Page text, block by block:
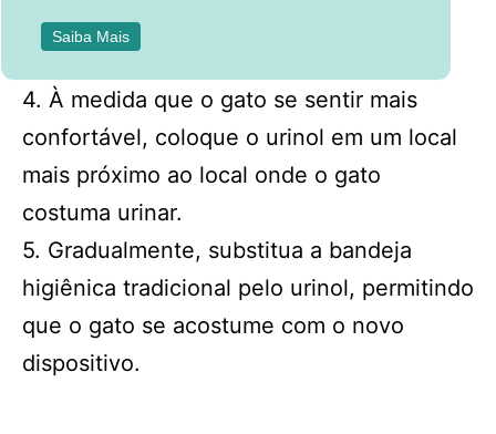
Saiba Mais
4. À medida que o gato se sentir mais
confortável, coloque o urinol em um local
mais próximo ao local onde o gato
costuma urinar.
5. Gradualmente, substitua a bandeja
higiênica tradicional pelo urinol, permitindo
que o gato se acostume com o novo
dispositivo.